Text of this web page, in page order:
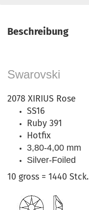
Beschreibung
Swarovski
2078 XIRIUS Rose
SS16
Ruby 391
Hotfix
3,80-4,00 mm
Silver-Foiled
10 gross = 1440 Stck.